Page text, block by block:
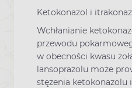
Ketokonazol i
Wchłanianie
przewodu
w obecności kwasu
lansoprazolu może
stężenia ketokonazolu